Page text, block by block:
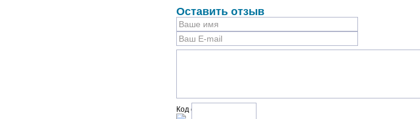
Оставить отзыв
Код с рисунка: